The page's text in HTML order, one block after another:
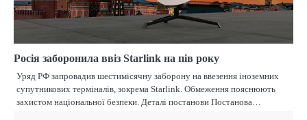
Росія заборонила ввіз Starlink на пів року
Уряд РФ запровадив шестимісячну заборону на ввезення іноземних
супутникових терміналів, зокрема Starlink. Обмеження пояснюють
захистом національної безпеки. Деталі постанови Постанова…